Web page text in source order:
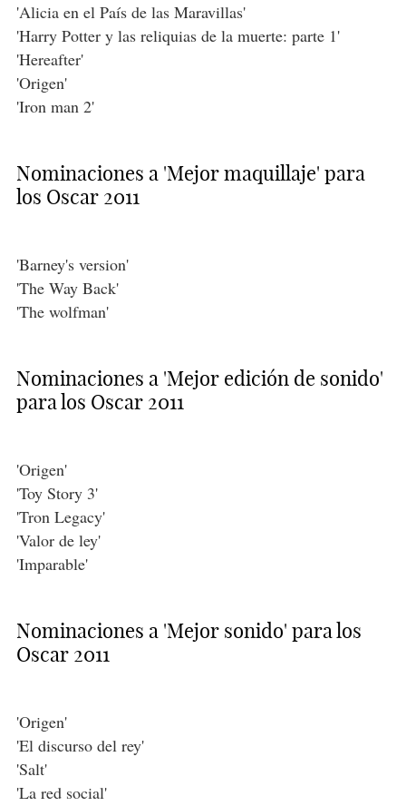
'Alicia en el País de las Maravillas'
'Harry Potter y las reliquias de la muerte: parte 1'
'Hereafter'
'Origen'
'Iron man 2'
Nominaciones a 'Mejor maquillaje' para
los Oscar 2011
'Barney's version'
'The Way Back'
'The wolfman'
Nominaciones a 'Mejor edición de sonido'
para los Oscar 2011
'Origen'
'Toy Story 3'
'Tron Legacy'
'Valor de ley'
'Imparable'
Nominaciones a 'Mejor sonido' para los
Oscar 2011
'Origen'
'El discurso del rey'
'Salt'
'La red social'